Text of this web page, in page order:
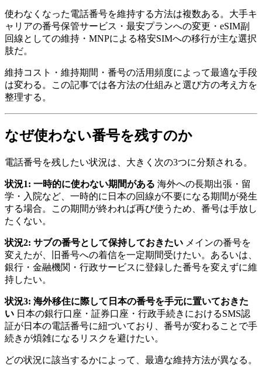
使わなくなった電話番号を維持する方法は複数ある。大手キ
ャリアの番号保管サービス・最安プランへの変更・eSIM副
回線としての維持・MNPによる格安SIMへの移行が主な選択
肢だ。
維持コスト・維持期間・番号の活用頻度によって最適な手段
は変わる。この記事では各方法の仕組みと選び方の考え方を
整理する。
なぜ使わない番号を残すのか
電話番号を残したい状況は、大きく次の3つに分類される。
状況1: 一時的に使わない期間がある 海外への長期出張・留
学・入院など、一時的に日本の回線が不要になる期間が発生
する場合。この期間が終われば再び使うため、番号は手放し
たくない。
状況2: サブの番号として保持しておきたい メインの番号を
変えたが、旧番号への着信を一定期間受けたい。あるいは、
銀行・金融機関・行政サービスに登録した番号を変えずに維
持したい。
状況3: 海外移住に際して日本の番号を手元に置いておきた
い 日本の銀行口座・証券口座・行政手続きにおけるSMS認
証が日本の電話番号に紐づいており、番号が変わることで手
続きが煩雑になるリスクを避けたい。
どの状況に該当するかによって、最適な維持方法が異なる。